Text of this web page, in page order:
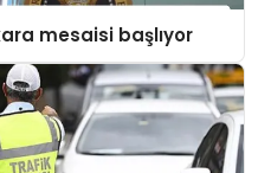
mesaisi başlıyor